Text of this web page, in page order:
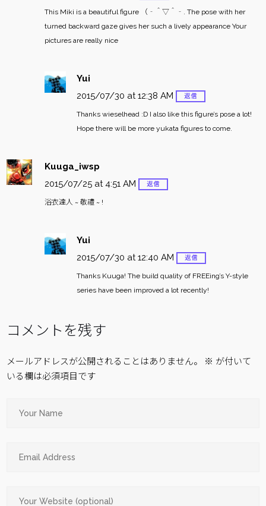
This Miki is a beautiful figure （‐＾▽＾‐. The pose with her
turned backward gaze gives her such a lively appearance Your
pictures are really nice
Yui
2015/07/30 at 12:38 AM
返信
Thanks wieselhead :D I also like this figure’s pose a lot!
Hope there will be more yukata figures to come.
Kuuga_iwsp
2015/07/25 at 4:51 AM
返信
浴衣達人 ~ 敬禮 ~ !
Yui
2015/07/30 at 12:40 AM
返信
Thanks Kuuga! The build quality of FREEing’s Y-style
series have been improved a lot recently!
コメントを残す
メールアドレスが公開されることはありません。 ※ が付いて
いる欄は必須項目です